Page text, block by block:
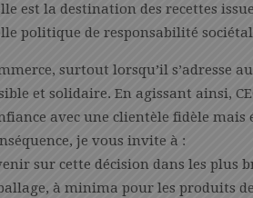
est la destination des recettes
politique de responsabilité
surtout lorsqu’il s’adresse
et solidaire. En agissant ainsi,
avec une clientèle fidèle
je vous invite à :
sur cette décision dans les plus
à minima pour les produits